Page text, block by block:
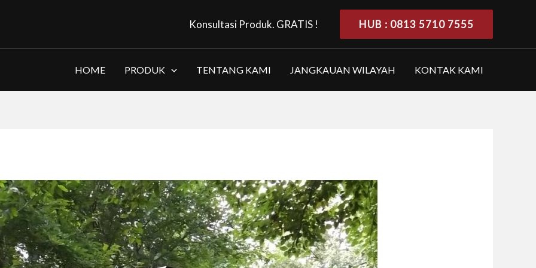
Konsultasi Produk. GRATIS ! HUB : 0813 5710 7555
HOME PRODUK TENTANG KAMI JANGKAUAN WILAYAH KONTAK KAMI